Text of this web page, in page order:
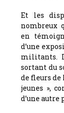
Et les
nombreux
en
d’une
militants.
sortant du
de fleurs de
jeunes »,
d’une autre